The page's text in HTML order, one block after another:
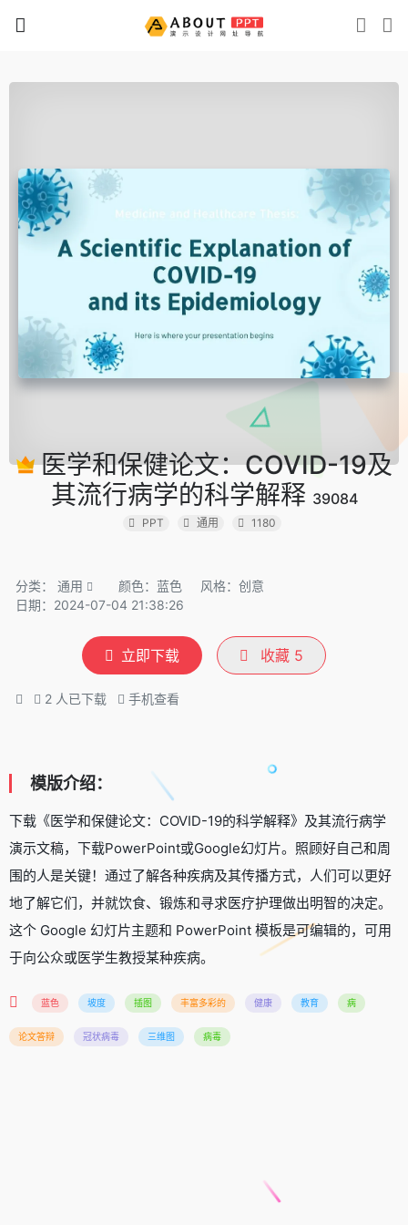
医学和保健论文：COVID-19及
其流行病学的科学解释 39084
PPT 通用 1180
分类： 通用 颜色：蓝色
风格：创意
日期：2024-07-04 21:38:26
立即下载 收藏 5
2 人已下载 手机查看
模版介绍：
下载《医学和保健论文：COVID-19的科学解释》及其流行病学
演示文稿，下载PowerPoint或Google幻灯片。照顾好自己和周
围的人是关键！通过了解各种疾病及其传播方式，人们可以更好
地了解它们，并就饮食、锻炼和寻求医疗护理做出明智的决定。
这个 Google 幻灯片主题和 PowerPoint 模板是可编辑的，可用
于向公众或医学生教授某种疾病。
蓝色 坡度 插图 丰富多彩的 健康 教育 病
论文答辩 冠状病毒 三维图 病毒